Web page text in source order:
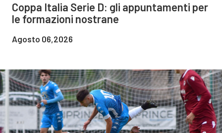
Coppa Italia Serie D: gli appuntamenti per
le formazioni nostrane
Agosto 06,2026